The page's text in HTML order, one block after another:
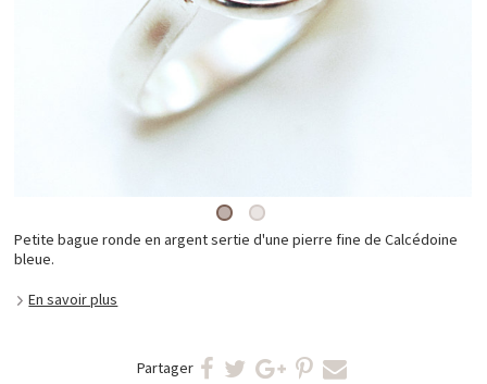
Petite bague ronde en argent sertie d'une pierre fine de Calcédoine
bleue.
En savoir plus
Partager